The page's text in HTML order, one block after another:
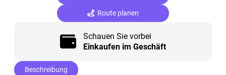
Route planen
Schauen Sie vorbei
Einkaufen im Geschäft
Beschreibung